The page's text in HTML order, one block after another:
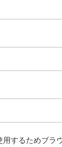
用するためブラ